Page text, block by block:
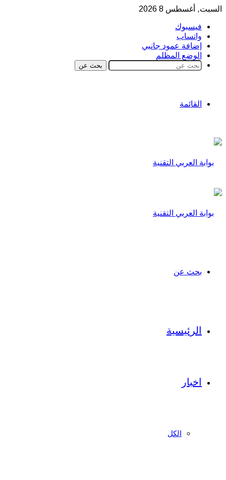
السبت, أغسطس 8 2026
فيسبوك
واتساب
إضافة عمود جانبي
الوضع المظلم
بحث عن
القائمة
بحث عن
الرئيسية
اخبار
الكل